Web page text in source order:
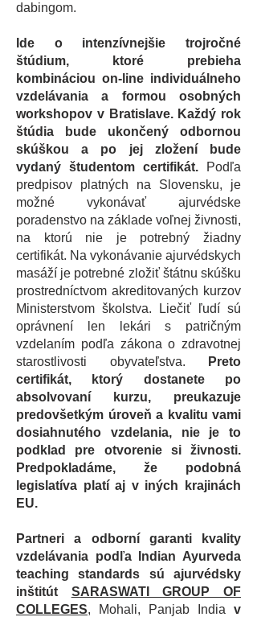
dabingom.
Ide o intenzívnejšie trojročné
štúdium, ktoré prebieha
kombináciou on-line individuálneho
vzdelávania a formou osobných
workshopov v Bratislave. Každý rok
štúdia bude ukončený odbornou
skúškou a po jej zložení bude
vydaný študentom certifikát.
Podľa
predpisov platných na Slovensku, je
možné vykonávať ajurvédske
poradenstvo na základe voľnej živnosti,
na ktorú nie je potrebný žiadny
certifikát. Na vykonávanie ajurvédskych
masáží je potrebné zložiť štátnu skúšku
prostredníctvom akreditovaných kurzov
Ministerstvom školstva. Liečiť ľudí sú
oprávnení len lekári s patričným
vzdelaním podľa zákona o zdravotnej
starostlivosti obyvateľstva.
Preto
certifikát, ktorý dostanete po
absolvovaní kurzu, preukazuje
predovšetkým úroveň a kvalitu vami
dosiahnutého vzdelania, nie je to
podklad pre otvorenie si živnosti.
Predpokladáme, že podobná
legislatíva platí aj v iných krajinách
EU.
Partneri a odborní garanti kvality
vzdelávania podľa Indian Ayurveda
teaching standards sú ajurvédsky
inštitút SARASWATI GROUP OF
COLLEGES, Mohali, Panjab India v